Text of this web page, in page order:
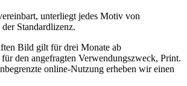
unterliegt jedes Motiv von
Standardlizenz.
Bild gilt für drei Monate ab
den angefragten Verwendungszweck, Print.
online-Nutzung erheben wir einen